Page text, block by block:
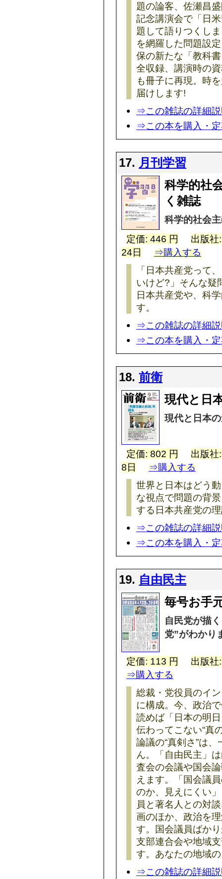
題の論客、佐瀬昌
記念講演会で「日
題して語りつくし
を網羅した問題設
保の新たな「教科
全収録、講演時の
も冊子に再現。時
届けします!
⇒この雑誌の詳細
⇒この本を購入・
17. 月刊学習
科学的社
く雑誌
科学的社会
定価: 446 円
出版
24日
⇒購入する
「日本共産党って
いけど?」そんな疑
日本共産党や、科
す。
⇒この雑誌の詳細
⇒この本を購入・
18. 前衛
現代と日
現代と日本
定価: 802 円
出版
8日
⇒購入する
世界と日本はどう
な視点で問題の背
する日本共産党の
⇒この雑誌の詳細
⇒この本を購入・
19. 自由民主
毎号お手
自民党が描
党”がわかり
定価: 113 円
出版
⇒購入する
総裁・党役員のイ
に構成。今、政治
読めば「日本の明
伝わってこない“真
論議の“真剣さ”は
ん。「自由民主」
査会の会議や国会
えます。「国会議
のか、見えにくい
員と著名人との対
画のほか、政治を
す。国会議員ばか
支部連合会や地域
す。あなたの地域
⇒この雑誌の詳細